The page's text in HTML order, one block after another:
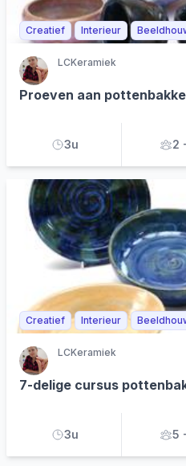
Creatief Interieur
LCKeramiek
Proeven aan
3u 2
Creatief Interieur
LCKeramiek
7-delige cursus
3u 5